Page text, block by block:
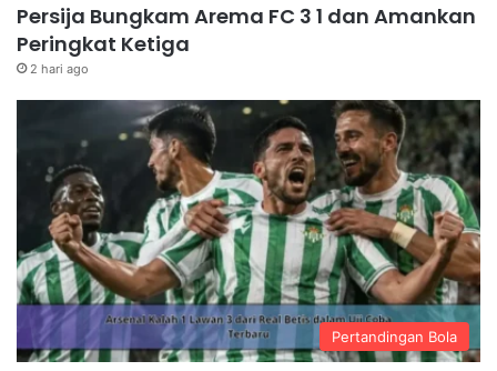
Persija Bungkam Arema FC 3 1 dan Amankan
Peringkat Ketiga
2 hari ago
Pertandingan Bola